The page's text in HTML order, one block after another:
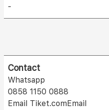
-
Contact
Whatsapp
0858 1150 0888
Email Tiket.comEmail